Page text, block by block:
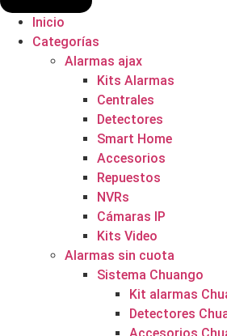
Inicio
Categorías
Alarmas ajax
Kits Alarmas
Centrales
Detectores
Smart Home
Accesorios
Repuestos
NVRs
Cámaras IP
Kits Video
Alarmas sin cuota
Sistema Chuango
Kit alarmas
Detectores